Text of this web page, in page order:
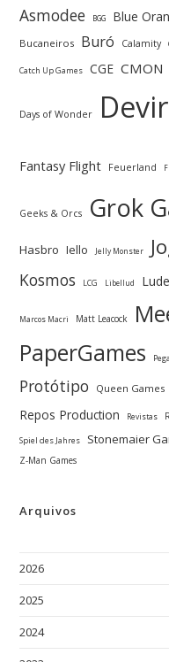
Asmodee BGG Blue
Bucaneiros Buró Calamity
Catch Up Games CGE CMON
Days of Wonder Devir
Fantasy Flight Feuerland
Geeks & Orcs Grok
Hasbro Iello Jelly Monster
Kosmos LCG Libellud
Marcos Macri Matt Leacock
PaperGames
Protótipo Queen Games
Repos Production Revistas
Spiel des Jahres Stonemaier
Z-Man Games
Arquivos
2026
2025
2024